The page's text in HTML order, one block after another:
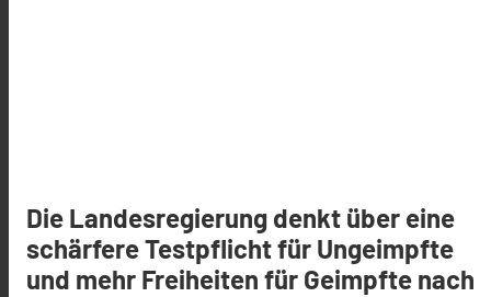
Die Landesregierung denkt über eine
schärfere Testpflicht für Ungeimpfte
und mehr Freiheiten für Geimpfte nach